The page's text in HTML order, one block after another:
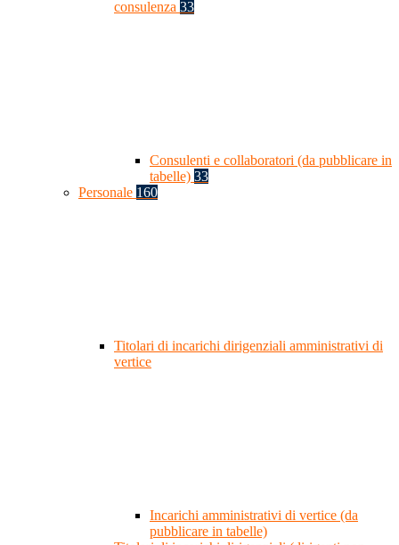
consulenza 33
Consulenti e collaboratori (da pubblicare in
tabelle) 33
Personale 160
Titolari di incarichi dirigenziali amministrativi di
vertice
Incarichi amministrativi di vertice (da
pubblicare in tabelle)